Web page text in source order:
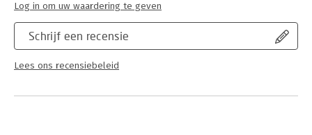
Schrijf een recensie
Lees ons recensiebeleid
Log in om uw waardering te geven